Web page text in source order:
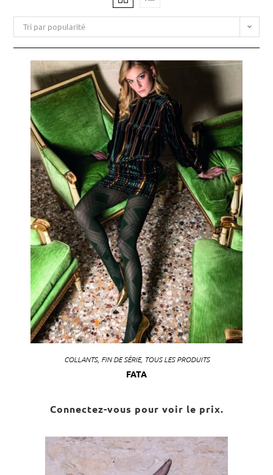
Tri par popularité
COLLANTS, FIN DE SÉRIE, TOUS LES PRODUITS
FATA
Connectez-vous pour voir le prix.